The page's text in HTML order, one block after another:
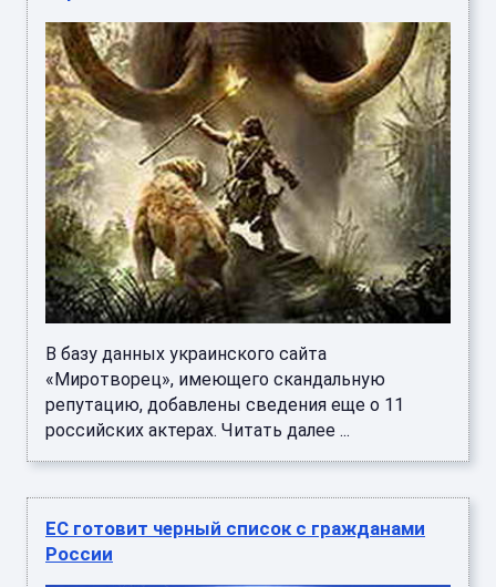
В базу данных украинского сайта
«Миротворец», имеющего скандальную
репутацию, добавлены сведения еще о 11
российских актерах. Читать далее ...
ЕС готовит черный список с гражданами
России